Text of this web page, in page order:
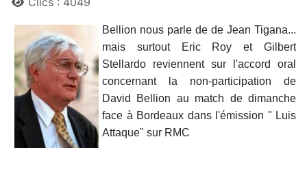
Bellion nous parle de de Jean Tigana...
mais surtout Eric Roy et Gilbert
Stellardo reviennent sur l'accord oral
concernant la non-participation de
David Bellion au match de dimanche
face à Bordeaux dans l'émission " Luis
Attaque" sur RMC